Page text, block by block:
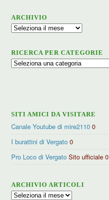
ARCHIVIO
Archivio
RICERCA PER CATEGORIE
Ricerca
SITI AMICI DA VISITARE
Canale Youtube di mire2110 0
I burattini di Vergato 0
Pro Loco di Vergato Sito ufficiale 0
ARCHIVIO ARTICOLI
Archivio